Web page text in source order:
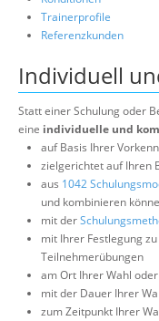
Trainerprofile
Referenzkunden
Individuell
Statt einer Schulung oder
eine individuelle und
auf Basis Ihrer
zielgerichtet auf Ihren
aus 1042
und kombinieren
mit der
mit Ihrer Festlegung
Teilnehmerübungen
am Ort Ihrer Wahl
mit der Dauer Ihrer
zum Zeitpunkt Ihrer